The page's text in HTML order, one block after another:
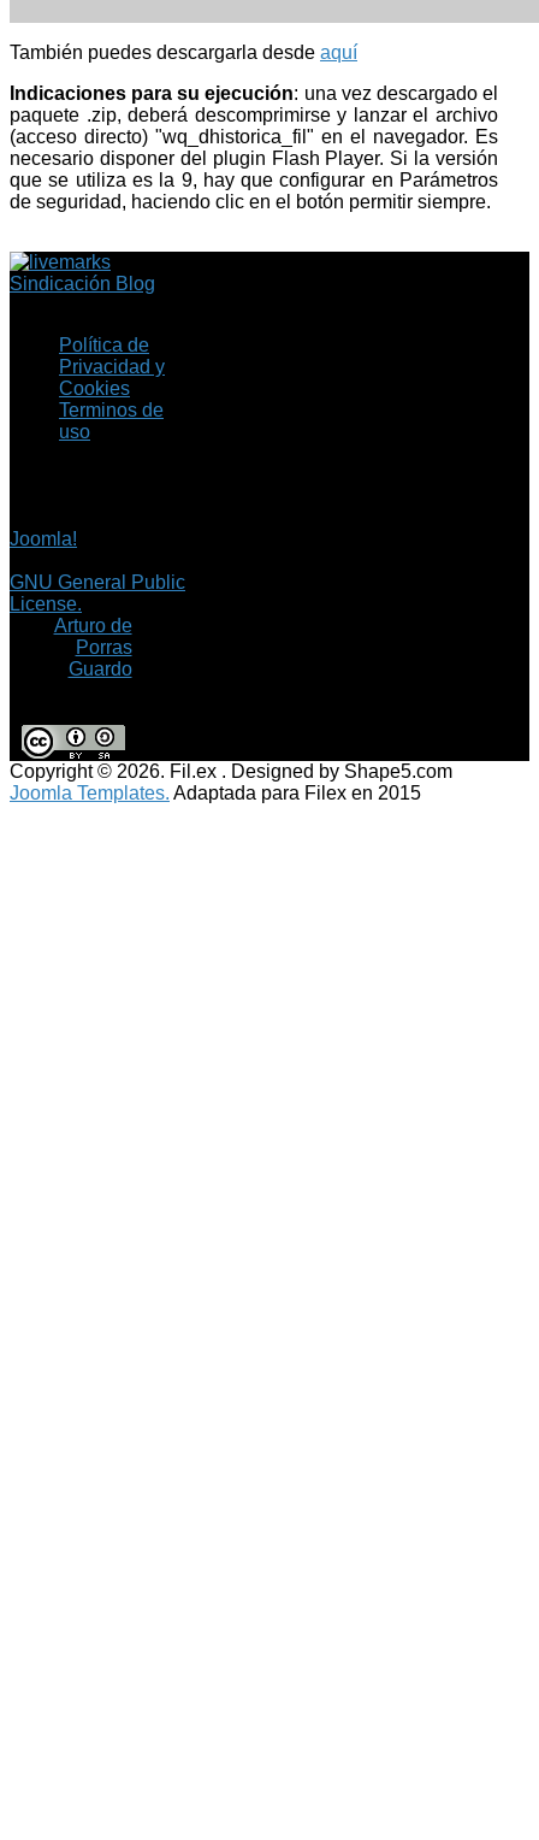
También puedes descargarla desde aquí
Indicaciones para su ejecución: una vez descargado el
paquete .zip, deberá descomprimirse y lanzar el archivo
(acceso directo) "wq_dhistorica_fil" en el navegador. Es
necesario disponer del plugin Flash Player. Si la versión
que se utiliza es la 9, hay que configurar en Parámetros
de seguridad, haciendo clic en el botón permitir siempre.
Sindicación Blog
Política de
Privacidad y
Cookies
Terminos de
uso
Joomla!
GNU General Public
License.
Arturo de
Porras
Guardo
Copyright © 2026. Fil.ex . Designed by Shape5.com
Joomla Templates. Adaptada para Filex en 2015